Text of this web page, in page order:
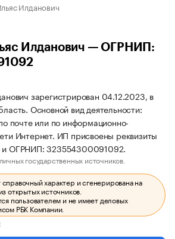
Илданович
Илданович — ОГРНИП:
зарегистрирован 04.12.2023, в
Основной вид деятельности:
почте или по информационно-
Интернет. ИП присвоены реквизиты
ОГРНИП: 323554300091092.
государственных источников.
характер и сгенерирована на
открытых источников.
пользователем и не имеет деловых
РБК Компании.